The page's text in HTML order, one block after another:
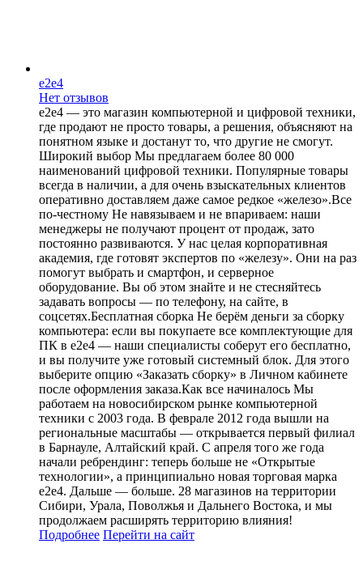
e2e4
Нет отзывов
e2e4 — это магазин компьютерной и цифровой техники,
где продают не просто товары, а решения, объясняют на
понятном языке и достанут то, что другие не смогут.
Широкий выбор Мы предлагаем более 80 000
наименований цифровой техники. Популярные товары
всегда в наличии, а для очень взыскательных клиентов
оперативно доставляем даже самое редкое «железо».Все
по-честному Не навязываем и не впариваем: наши
менеджеры не получают процент от продаж, зато
постоянно развиваются. У нас целая корпоративная
академия, где готовят экспертов по «железу». Они на раз
помогут выбрать и смартфон, и серверное
оборудование. Вы об этом знайте и не стесняйтесь
задавать вопросы — по телефону, на сайте, в
соцсетях.Бесплатная сборка Не берём деньги за сборку
компьютера: если вы покупаете все комплектующие для
ПК в e2e4 — наши специалисты соберут его бесплатно,
и вы получите уже готовый системный блок. Для этого
выберите опцию «Заказать сборку» в Личном кабинете
после оформления заказа.Как все начиналось Мы
работаем на новосибирском рынке компьютерной
техники с 2003 года. В феврале 2012 года вышли на
региональные масштабы — открывается первый филиал
в Барнауле, Алтайский край. C апреля того же года
начали ребрендинг: теперь больше не «Открытые
технологии», а принципиально новая торговая марка
е2е4. Дальше — больше. 28 магазинов на территории
Сибири, Урала, Поволжья и Дальнего Востока, и мы
продолжаем расширять территорию влияния!
Подробнее Перейти на сайт